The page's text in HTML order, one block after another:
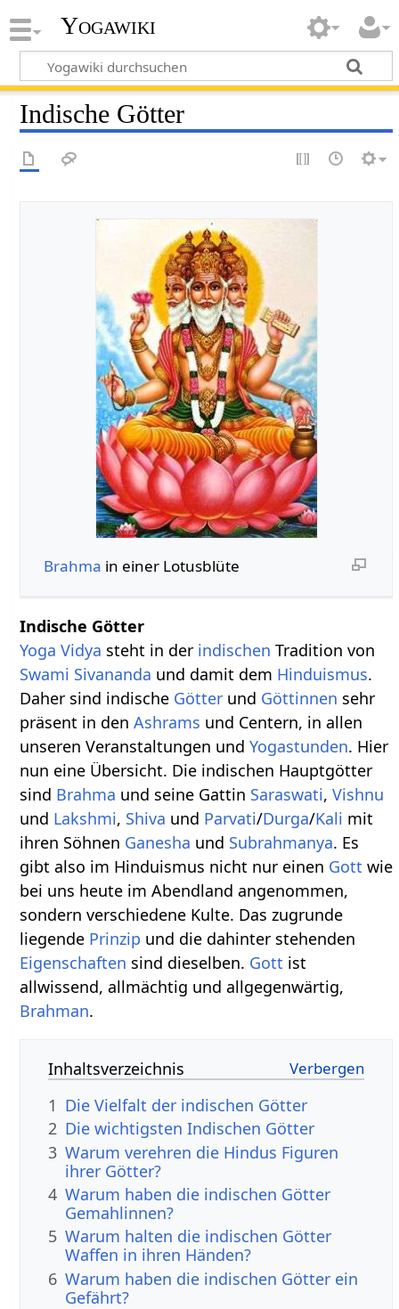
Yogawiki
Indische Götter
Brahma in einer Lotusblüte
Indische Götter
Yoga Vidya steht in der indischen Tradition von
Swami Sivananda und damit dem Hinduismus.
Daher sind indische Götter und Göttinnen sehr
präsent in denAshrams und Centern, in allen
unseren Veranstaltungen undYogastunden. Hier
nun eine Übersicht. Die indischen Hauptgötter
sind Brahma und seine Gattin Saraswati,Vishnu
und Lakshmi, Shiva und Parvati/Durga/Kali mit
ihren Söhnen Ganesha und Subrahmanya. Es
gibt also im Hinduismus nicht nur einen Gott wie
bei uns heute im Abendland angenommen,
sondern verschiedene Kulte. Das zugrunde
liegende Prinzip und die dahinter stehenden
Eigenschaften sind dieselben. Gott ist
allwissend, allmächtig und allgegenwärtig,
Brahman.
Inhaltsverzeichnis
1 Die Vielfalt der indischen Götter
2 Die wichtigsten Indischen Götter
3 Warum verehren die Hindus Figuren
ihrer Götter?
4 Warum haben die indischen Götter
Gemahlinnen?
5 Warum halten die indischen Götter
Waffen in ihren Händen?
6 Warum haben die indischen Götter ein
Gefährt?